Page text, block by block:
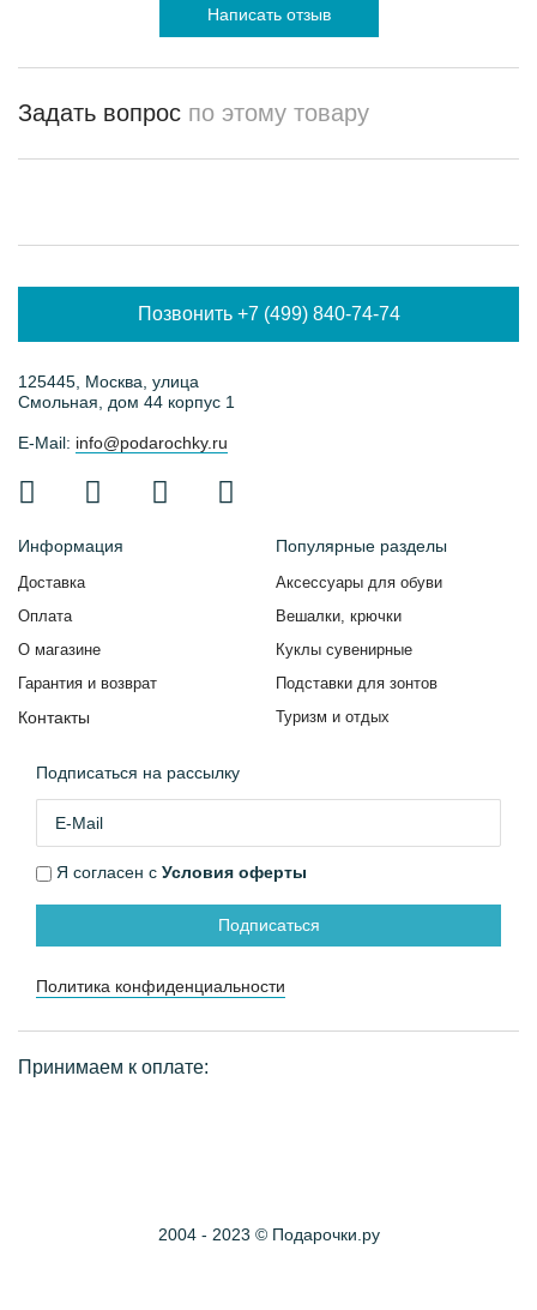
Написать отзыв
Задать вопрос по этому товару
Позвонить +7 (499) 840-74-74
125445, Москва, улица
Смольная, дом 44 корпус 1
E-Mail: info@podarochky.ru
Информация
Доставка
Оплата
О магазине
Гарантия и возврат
Контакты
Популярные разделы
Аксессуары для обуви
Вешалки, крючки
Куклы сувенирные
Подставки для зонтов
Туризм и отдых
Подписаться на рассылку
Я согласен с Условия оферты
Подписаться
Политика конфиденциальности
Принимаем к оплате:
2004 - 2023 © Подарочки.ру